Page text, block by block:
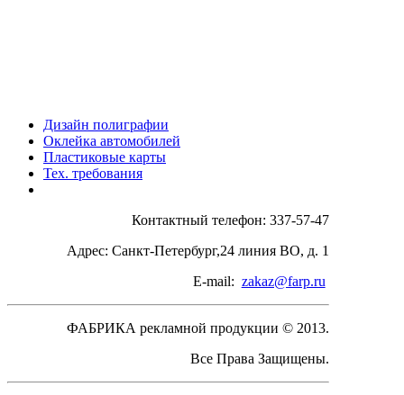
Дизайн полиграфии
Оклейка автомобилей
Пластиковые карты
Тех. требования
Контактный телефон: 337-57-47
Адрес: Санкт-Петербург,24 линия ВО, д. 1
E-mail: zakaz@farp.ru
ФАБРИКА рекламной продукции © 2013.
Все Права Защищены.